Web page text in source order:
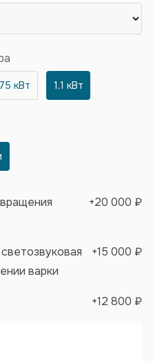
кВт 1,1 кВт
+20 000 ₽
варки
+15 000 ₽
+12 800 ₽